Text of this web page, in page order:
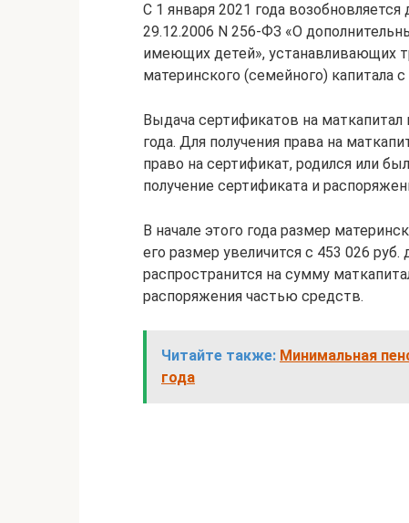
С 1 января 2021 года
29.12.2006 N 256-ФЗ «О
имеющих детей», устанавливающих
материнского (семейного) капитала
Выдача сертификатов на
года. Для получения права на
право на сертификат, родился или
получение сертификата и
В начале этого года размер
его размер увеличится с 453 026
распространится на сумму
распоряжения частью средств.
Читайте также: Минимальная
года